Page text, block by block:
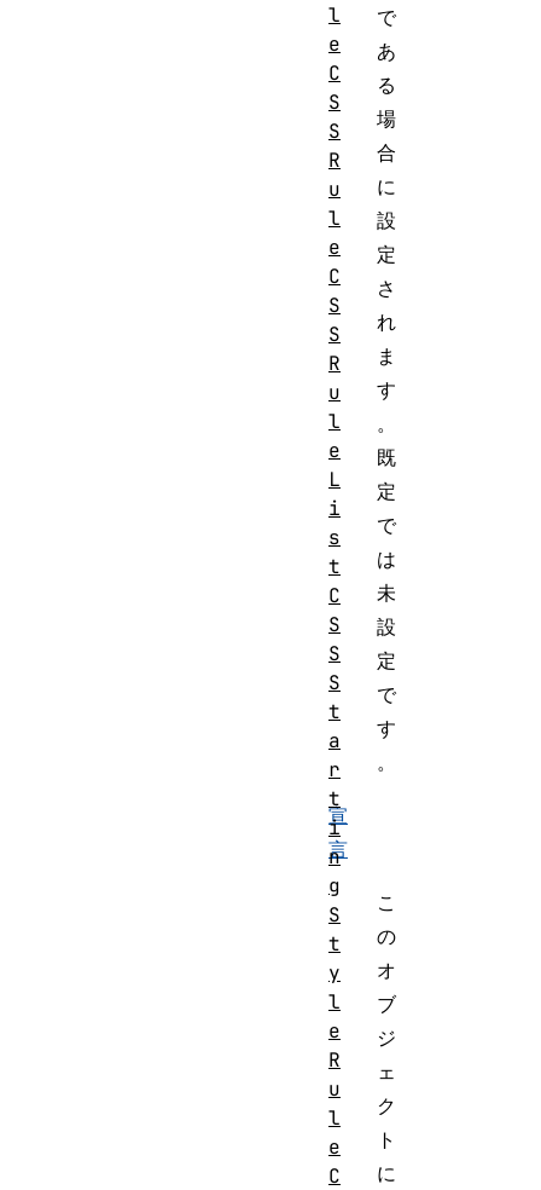
で
あ
る
場
合
に
設
定
さ
れ
ま
す
。
既
定
で
は
未
設
定
で
す
。
宣
言
こ
の
オ
ブ
ジ
ェ
ク
ト
に
l
e
C
S
S
R
u
l
e
C
S
S
R
u
l
e
L
i
s
t
C
S
S
S
t
a
r
t
i
n
g
S
t
y
l
e
R
u
l
e
C